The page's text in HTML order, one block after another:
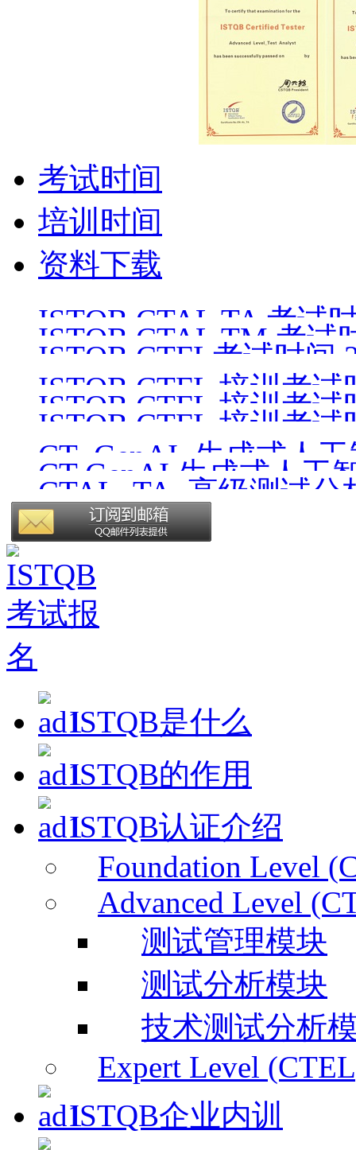
考试时间
培训时间
资料下载
ISTQB CTAL TA 考试
ISTQB CTAL TM 考试
ISTQB CTFL考试时间
ISTQB CTFL 培训考试
ISTQB CTFL 培训考试
ISTQB CTFL 培训考试
CT_GenAI_生成式人
CT GenAI 生成式人工
版）
CTAL_TA_高级测试
v4.1_CN1.0（中文版）
ISTQB是什么
ISTQB的作用
ISTQB认证介绍
Foundation Level
Advanced Level
测试管理模块
测试分析模块
技术测试分析
Expert Level
ISTQB企业内训